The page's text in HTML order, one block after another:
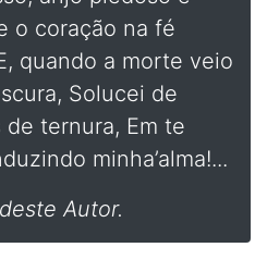
o coração na fé
quando a morte veio
Solucei de
ternura, Em te
minha’alma!...
Autor.